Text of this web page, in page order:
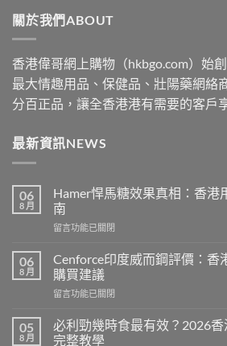
關於我們ABOUT
香港偉哥網上購物（hkbgo.com）始
最大情趣用品、保健品、壯陽藥網絡
分百正品，讓全香港港有需要的客戶
最新資訊NEWS
06
8 月
Hamer悍馬糖效果真相：香港
南
在
悍
馬
糖
效
真
相：
留言功能已關閉
06
8 月
Cenforce印度威而鋼評價：香
購買建議
在
印
度
留言功能已關閉
05
8 月
必利勁幾時食最有效？2026
完整教學